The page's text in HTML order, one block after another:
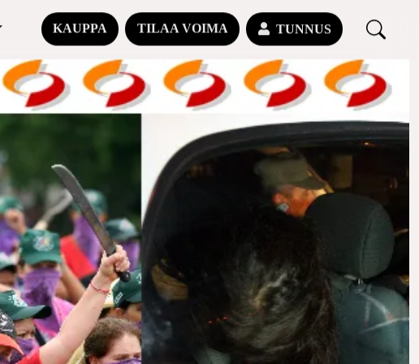
KAUPPA TILAA VOIMA TUNNUS